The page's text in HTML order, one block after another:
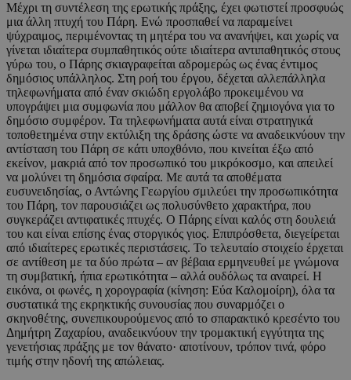
Μέχρι τη συντέλεση της ερωτικής πράξης, έχει φωτιστεί προσφυώς
μια άλλη πτυχή του Πάρη. Ενώ προσπαθεί να παραμείνει
ψύχραιμος, περιμένοντας τη μητέρα του να ανανήψει, και χωρίς να
γίνεται ιδιαίτερα συμπαθητικός ούτε ιδιαίτερα αντιπαθητικός στους
γύρω του, ο Πάρης σκιαγραφείται αδρομερώς ως ένας έντιμος
δημόσιος υπάλληλος. Στη ροή του έργου, δέχεται αλλεπάλληλα
τηλεφωνήματα από έναν σκιώδη εργολάβο προκειμένου να
υπογράψει μια συμφωνία που μάλλον θα αποβεί ζημιογόνα για το
δημόσιο συμφέρον. Τα τηλεφωνήματα αυτά είναι στρατηγικά
τοποθετημένα στην εκτύλιξη της δράσης ώστε να αναδεικνύουν την
αντίσταση του Πάρη σε κάτι υποχθόνιο, που κινείται έξω από
εκείνον, μακριά από τον προσωπικό του μικρόκοσμο, και απειλεί
να μολύνει τη δημόσια σφαίρα. Με αυτά τα αποθέματα
ευσυνειδησίας, ο Αντώνης Γεωργίου σμιλεύει την προσωπικότητα
του Πάρη, τον παρουσιάζει ως πολυσύνθετο χαρακτήρα, που
συγκεράζει αντιφατικές πτυχές. Ο Πάρης είναι καλός στη δουλειά
του και είναι επίσης ένας στοργικός γιος. Επιπρόσθετα, διεγείρεται
από ιδιαίτερες ερωτικές περιστάσεις. Το τελευταίο στοιχείο έρχεται
σε αντίθεση με τα δύο πρώτα – αν βέβαια ερμηνευθεί με γνώμονα
τη συμβατική, ήπια ερωτικότητα – αλλά ουδόλως τα αναιρεί. Η
εικόνα, οι φωνές, η χορογραφία (κίνηση: Εύα Καλομοίρη), όλα τα
συστατικά της εκρηκτικής συνουσίας που συναρμόζει ο
σκηνοθέτης, συνεπικουρούμενος από το σπαρακτικό κρεσέντο του
Δημήτρη Ζαχαρίου, αναδεικνύουν την τρομακτική εγγύτητα της
γενετήσιας πράξης με τον θάνατο· αποτίνουν, τρόπον τινά, φόρο
τιμής στην ηδονή της απώλειας.